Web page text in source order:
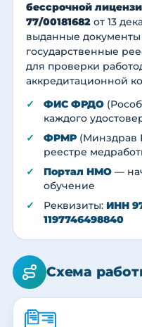
бессрочной
77/00181682 от 13
выданные
государственные
для проверки
аккредитационной
ФИС ФРДО
каждого
ФРМР (Минздрав
реестре
Портал НМО —
обучение
Реквизиты: ИНН
1197746498840
Схема